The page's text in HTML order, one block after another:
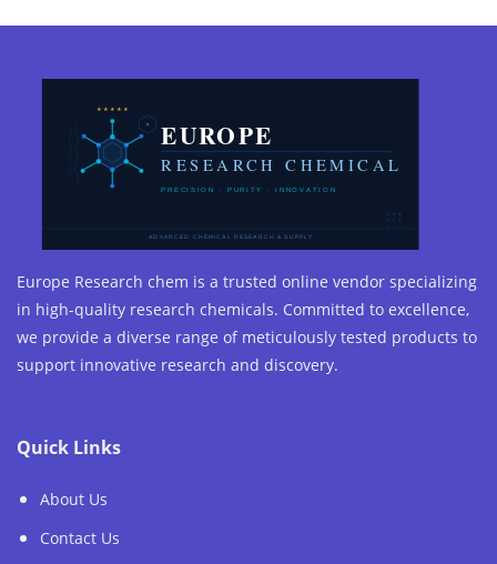
Europe Research chem is a trusted online vendor specializing
in high-quality research chemicals. Committed to excellence,
we provide a diverse range of meticulously tested products to
support innovative research and discovery.
Quick Links
About Us
Contact Us